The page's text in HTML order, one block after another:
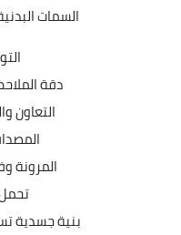
السمات
دقة
التعاون
المرونة
بنية جسدية